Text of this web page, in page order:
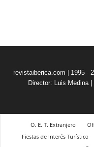
revistaiberica.com | 1995 -
Director: Luis Medina|
O. E. T. Extranjero
Fiestas de Interés Turístico